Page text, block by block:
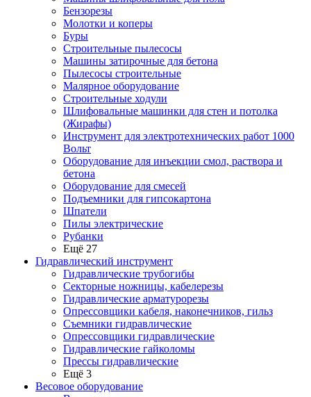
Бензорезы
Молотки и коперы
Буры
Строительные пылесосы
Машины затирочные для бетона
Пылесосы строительные
Малярное оборудование
Строительные ходули
Шлифовальные машинки для стен и потолка
(Жирафы)
Инструмент для электротехнических работ 1000
Вольт
Оборудование для инъекции смол, раствора и
бетона
Оборудование для смесей
Подъемники для гипсокартона
Шпатели
Пилы электрические
Рубанки
Ещё 27
Гидравлический инструмент
Гидравлические трубогибы
Секторные ножницы, кабелерезы
Гидравлические арматурорезы
Опрессовщики кабеля, наконечников, гильз
Съемники гидравлические
Опрессовщики гидравлические
Гидравлические гайколомы
Прессы гидравлические
Ещё 3
Весовое оборудование